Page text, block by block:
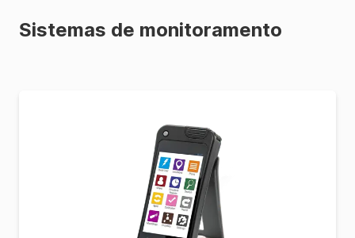
Sistemas de monitoramento